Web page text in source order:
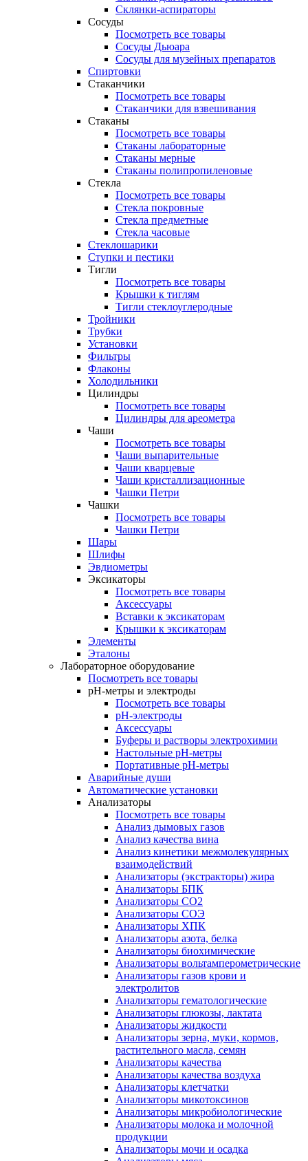
Склянки-аспираторы
Сосуды
Посмотреть все товары
Сосуды Дьюара
Сосуды для музейных препаратов
Спиртовки
Стаканчики
Посмотреть все товары
Стаканчики для взвешивания
Стаканы
Посмотреть все товары
Стаканы лабораторные
Стаканы мерные
Стаканы полипропиленовые
Стекла
Посмотреть все товары
Стекла покровные
Стекла предметные
Стекла часовые
Стеклошарики
Ступки и пестики
Тигли
Посмотреть все товары
Крышки к тиглям
Тигли стеклоуглеродные
Тройники
Трубки
Установки
Фильтры
Флаконы
Холодильники
Цилиндры
Посмотреть все товары
Цилиндры для ареометра
Чаши
Посмотреть все товары
Чаши выпарительные
Чаши кварцевые
Чаши кристаллизационные
Чашки Петри
Чашки
Посмотреть все товары
Чашки Петри
Шары
Шлифы
Эвдиометры
Эксикаторы
Посмотреть все товары
Аксессуары
Вставки к эксикаторам
Крышки к эксикаторам
Элементы
Эталоны
Лабораторное оборудование
Посмотреть все товары
pH-метры и электроды
Посмотреть все товары
pH-электроды
Аксессуары
Буферы и растворы электрохимии
Настольные рН-метры
Портативные рН-метры
Аварийные души
Автоматические установки
Анализаторы
Посмотреть все товары
Анализ дымовых газов
Анализ качества вина
Анализ кинетики межмолекулярных
взаимодействий
Анализаторы (экстракторы) жира
Анализаторы БПК
Анализаторы СО2
Анализаторы СОЭ
Анализаторы ХПК
Анализаторы азота, белка
Анализаторы биохимические
Анализаторы вольтамперометрические
Анализаторы газов крови и
электролитов
Анализаторы гематологические
Анализаторы глюкозы, лактата
Анализаторы жидкости
Анализаторы зерна, муки, кормов,
растительного масла, семян
Анализаторы качества
Анализаторы качества воздуха
Анализаторы клетчатки
Анализаторы микотоксинов
Анализаторы микробиологические
Анализаторы молока и молочной
продукции
Анализаторы мочи и осадка